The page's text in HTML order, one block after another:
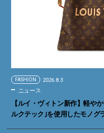
FASHION 2026.8.3
ニュース
【ルイ・ヴィトン新作】軽や
ルクテック｣を使用したモノグ